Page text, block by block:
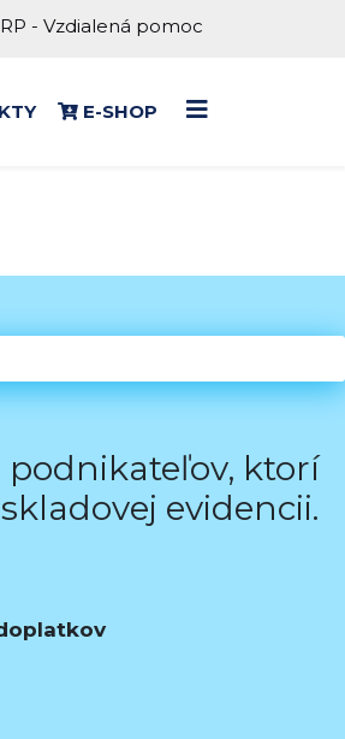
- Vzdialená pomoc
E-SHOP
ktorí
evidencii.